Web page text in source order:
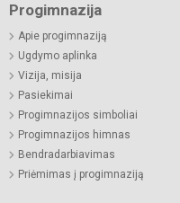
Progimnazija
Apie progimnaziją
Ugdymo aplinka
Vizija, misija
Pasiekimai
Progimnazijos simboliai
Progimnazijos himnas
Bendradarbiavimas
Priėmimas į progimnaziją